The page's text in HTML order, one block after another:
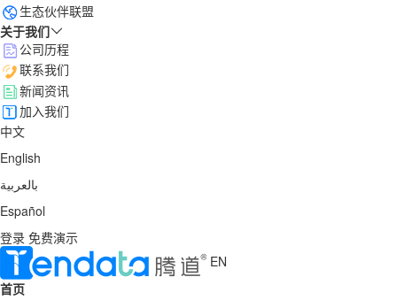
生态伙伴联盟
关于我们
公司历程
联系我们
新闻资讯
加入我们
中文
English
بالعربية
Español
登录 免费演示
EN
首页